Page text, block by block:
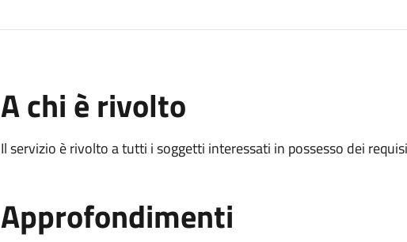
A chi è rivolto
Il servizio è rivolto a tutti i soggetti interessati in possesso dei
Approfondimenti